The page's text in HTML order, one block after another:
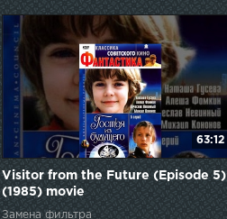
63:12
Visitor from the Future (Episode 5)
(1985) movie
Замена фильтра